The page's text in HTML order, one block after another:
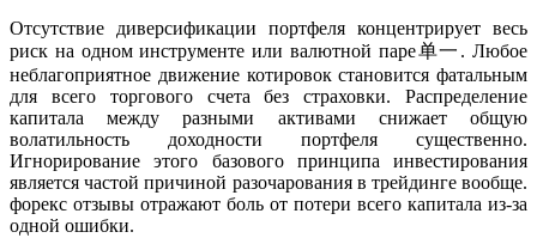
Отсутствие диверсификации портфеля концентрирует весь
риск на одном инструменте или валютной паре单一. Любое
неблагоприятное движение котировок становится фатальным
для всего торгового счета без страховки. Распределение
капитала между разными активами снижает общую
волатильность доходности портфеля существенно.
Игнорирование этого базового принципа инвестирования
является частой причиной разочарования в трейдинге вообще.
форекс отзывы отражают боль от потери всего капитала из-за
одной ошибки.